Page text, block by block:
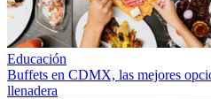
Educación
Buffets en CDMX, las mejores
llenadera